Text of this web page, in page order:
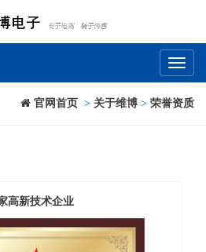
Toggle
官网首页 > 关于维博 > 荣誉资质
高新技术企业